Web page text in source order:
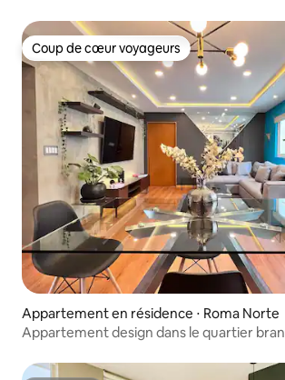
Coup de cœur voyageurs
Coup de cœur voyageurs
Appartement en résidence ⋅ Roma Norte
Appartement design dans le quartier